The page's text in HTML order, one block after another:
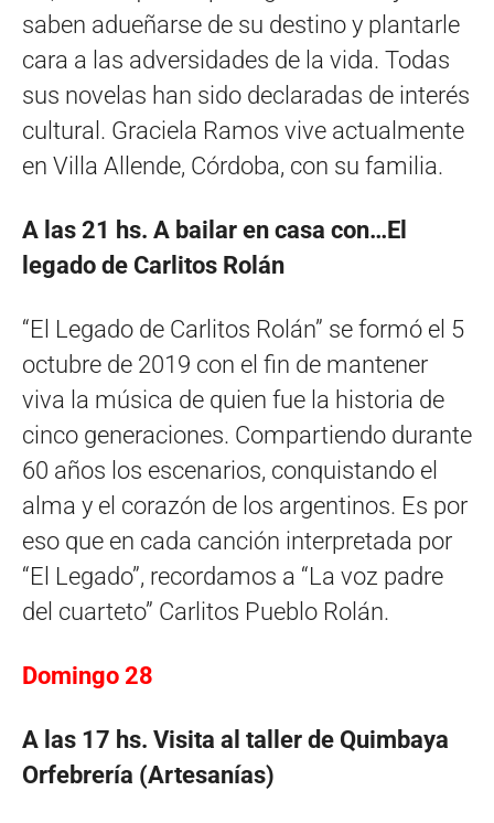
saben adueñarse de su destino y plantarle
cara a las adversidades de la vida. Todas
sus novelas han sido declaradas de interés
cultural. Graciela Ramos vive actualmente
en Villa Allende, Córdoba, con su familia.
A las 21 hs. A bailar en casa con…El
legado de Carlitos Rolán
“El Legado de Carlitos Rolán” se formó el 5
octubre de 2019 con el fin de mantener
viva la música de quien fue la historia de
cinco generaciones. Compartiendo durante
60 años los escenarios, conquistando el
alma y el corazón de los argentinos. Es por
eso que en cada canción interpretada por
“El Legado”, recordamos a “La voz padre
del cuarteto” Carlitos Pueblo Rolán.
Domingo 28
A las 17 hs. Visita al taller de Quimbaya
Orfebrería (Artesanías)